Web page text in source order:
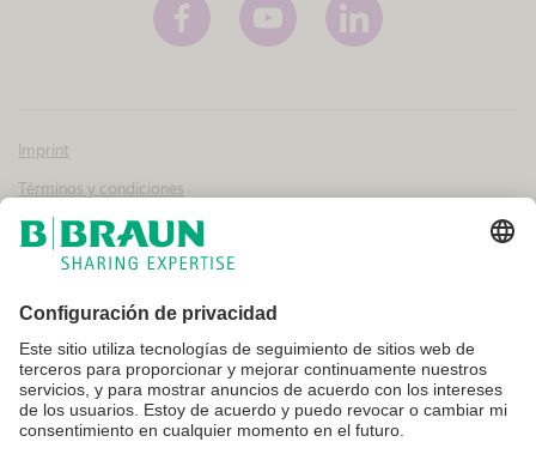
Imprint
Términos y condiciones
Aviso legal y condiciones de uso
Política de privacidad
Canal interno de información
Configuración de cookies
No todos los productos que aparecen en esta web están registrados y